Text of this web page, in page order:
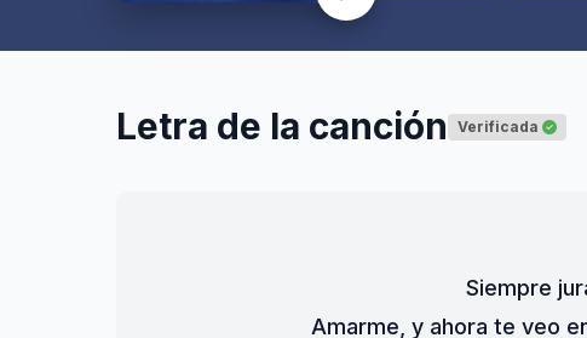
Letra de la canción Verificada
Siempre
Amarme, y ahora te veo